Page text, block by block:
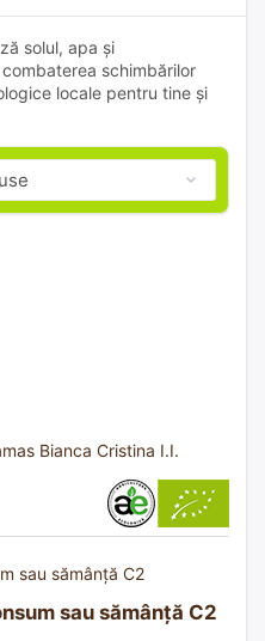
solul, apa și
schimbărilor
locale pentru tine și
Bianca Cristina I.I.
sau sămânță C2